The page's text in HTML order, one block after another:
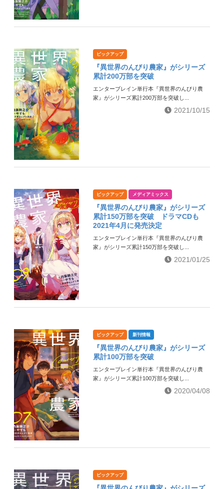
ピックアップ
『異世界のんびり農家』がシリーズ
累計200万部を突破
エンターブレイン単行本『異世界のんびり農
家』がシリーズ累計200万部を突破し...
2021/10/15
ピックアップ メディアミックス
『異世界のんびり農家』がシリーズ
累計150万部を突破 ドラマCDも
2021年4月に発売決定
エンターブレイン単行本『異世界のんびり農
家』がシリーズ累計150万部を突破し...
2021/01/25
ピックアップ 新刊情報
『異世界のんびり農家』がシリーズ
累計100万部を突破
エンターブレイン単行本『異世界のんびり農
家』がシリーズ累計100万部を突破し...
2020/04/08
ピックアップ